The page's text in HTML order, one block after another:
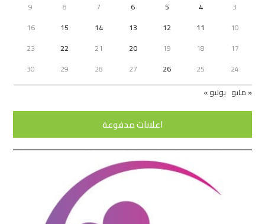
3
4
5
6
7
8
9
10
11
12
13
14
15
16
17
18
19
20
21
22
23
24
25
26
27
28
29
30
« مايو يوليو »
اعلانات مدفوعة